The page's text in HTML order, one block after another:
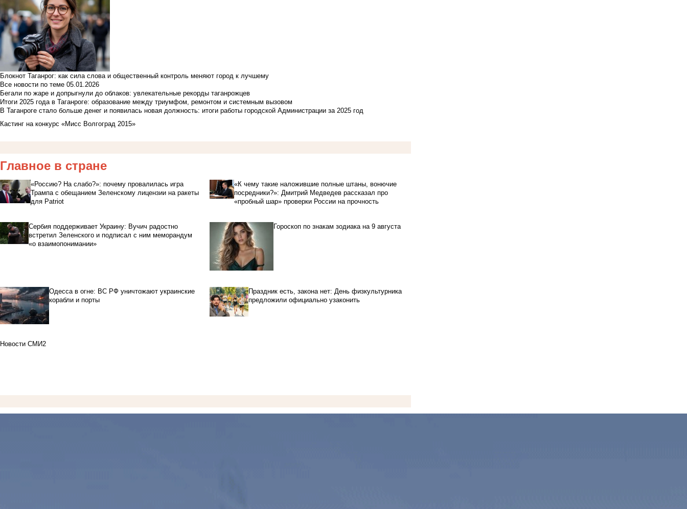
Блокнот Таганрог: как сила слова и общественный контроль меняют город к лучшему
Все новости по теме 05.01.2026
Бегали по жаре и допрыгнули до облаков: увлекательные рекорды таганрожцев
Итоги 2025 года в Таганроге: образование между триумфом, ремонтом и системным вызовом
В Таганроге стало больше денег и появилась новая должность: итоги работы городской Администрации за 2025 год
Кастинг на конкурс «Мисс Волгоград 2015»
Главное в стране
«Россию? На слабо?»: почему провалилась игра
Трампа с обещанием Зеленскому лицензии на ракеты
для Patriot
«К чему такие наложившие полные штаны, вонючие
посредники?»: Дмитрий Медведев рассказал про
«пробный шар» проверки России на прочность
Сербия поддерживает Украину: Вучич радостно
встретил Зеленского и подписал с ним меморандум
«о взаимопонимании»
Гороскоп по знакам зодиака на 9 августа
Одесса в огне: ВС РФ уничтожают украинские
корабли и порты
Праздник есть, закона нет: День физкультурника
предложили официально узаконить
Новости СМИ2